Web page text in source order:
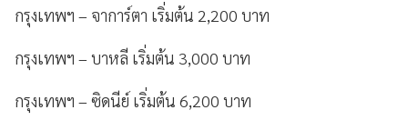
กรุงเทพฯ – จาการ์ตา เริ่มต้น 2,200 บาท
กรุงเทพฯ – บาหลี เริ่มต้น 3,000 บาท
กรุงเทพฯ – ซิดนีย์ เริ่มต้น 6,200 บาท